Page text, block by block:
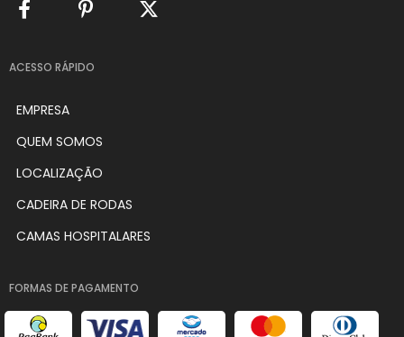
ACESSO RÁPIDO
EMPRESA
QUEM SOMOS
LOCALIZAÇÃO
CADEIRA DE RODAS
CAMAS HOSPITALARES
FORMAS DE PAGAMENTO